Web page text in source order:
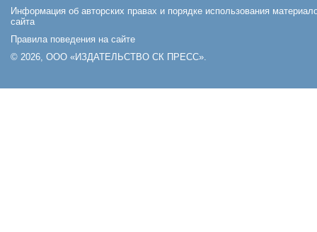
Информация об авторских правах и порядке использования
сайта
Правила поведения на сайте
© 2026, ООО «ИЗДАТЕЛЬСТВО СК ПРЕСС».